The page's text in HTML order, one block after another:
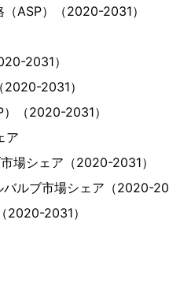
ASP）（2020-2031）
2031）
2031）
（2020-2031）
ア
場シェア（2020-2031）
バルブ市場シェア（2020-
2020-2031）